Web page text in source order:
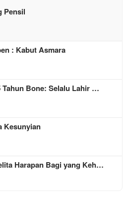
Pensil
: Kabut Asmara
Tahun Bone: Selalu Lahir …
Kesunyian
Harapan Bagi yang Keh…